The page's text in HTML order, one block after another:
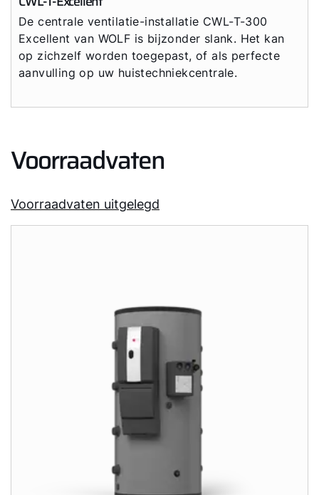
De centrale ventilatie-installatie CWL-T-300
Excellent van WOLF is bijzonder slank. Het kan
op zichzelf worden toegepast, of als perfecte
aanvulling op uw huistechniekcentrale.
Voorraadvaten
Voorraadvaten uitgelegd